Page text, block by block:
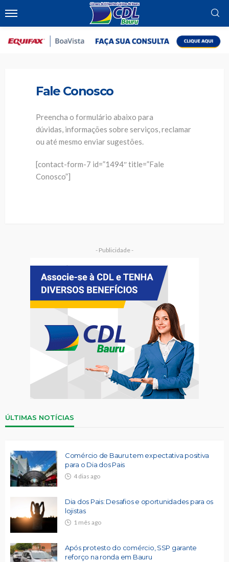
Fale Conosco
Preencha o formulário abaixo para
dúvidas, informações sobre serviços, reclamar
ou até mesmo enviar sugestões.
[contact-form-7 id=”1494″ title=”Fale
Conosco”]
- Publicidade -
ÚLTIMAS NOTÍCIAS
Comércio de Bauru tem expectativa positiva
para o Dia dos Pais
4 dias ago
Dia dos Pais: Desafios e oportunidades para os
lojistas
1 mês ago
Após protesto do comércio, SSP garante
reforço na ronda em Bauru